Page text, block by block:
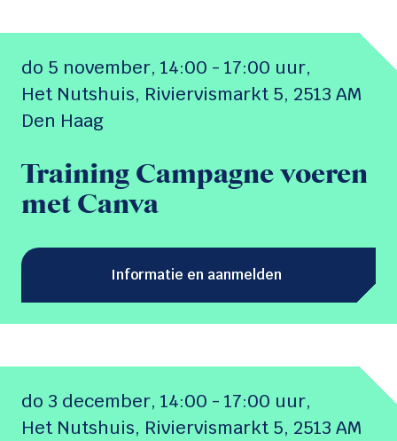
do 5 november, 14:00 - 17:00 uur,
Het Nutshuis, Riviervismarkt 5, 2513 AM
Den Haag
Training Campagne voeren
met Canva
Informatie en aanmelden
do 3 december, 14:00 - 17:00 uur,
Het Nutshuis, Riviervismarkt 5, 2513 AM